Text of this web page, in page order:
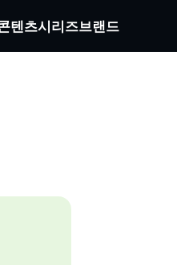
텐츠시리즈브랜드